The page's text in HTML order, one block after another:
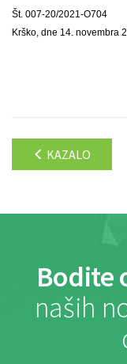
Št. 007-20/2021-O704
Krško, dne 14. novembra
KAZALO
Bodite
naših